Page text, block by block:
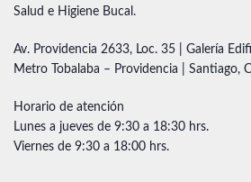
Salud e Higiene Bucal.
Av. Providencia 2633, Loc. 35 | Galería
Metro Tobalaba – Providencia | Santiago,
Horario de atención
Lunes a jueves de 9:30 a 18:30 hrs.
Viernes de 9:30 a 18:00 hrs.